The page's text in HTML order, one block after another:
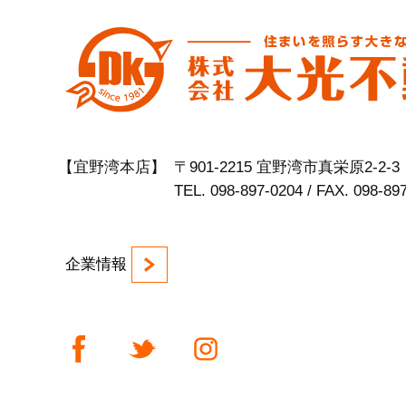
【宜野湾本店】
〒901-2215 宜野湾市真栄原2-2-3
TEL. 098-897-0204 / FAX. 098-
企業情報